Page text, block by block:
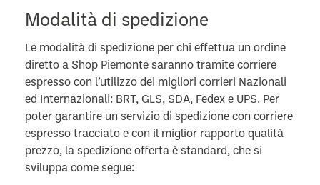
Modalità di spedizione
Le modalità di spedizione per chi effettua un ordine
diretto a Shop Piemonte saranno tramite corriere
espresso con l’utilizzo dei migliori corrieri Nazionali
ed Internazionali: BRT, GLS, SDA, Fedex e UPS. Per
poter garantire un servizio di spedizione con corriere
espresso tracciato e con il miglior rapporto qualità
prezzo, la spedizione offerta è standard, che si
sviluppa come segue: